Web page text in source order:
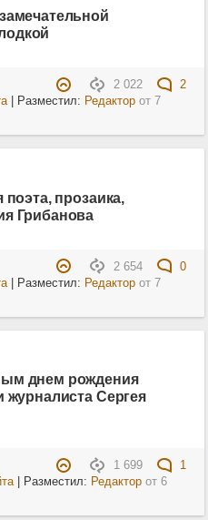
2 022
2
| Разместил: Редакторот 7
прозаика,
Грибанова
2 654
0
| Разместил: Редакторот 7
днем рождения
журналиста Сергея
1 699
1
| Разместил: Редакторот 6